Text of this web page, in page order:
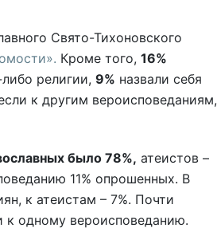
Свято-Тихоновского
Кроме того, 16%
религии, 9% назвали себя
к другим вероисповеданиям,
было 78%, атеистов –
11% опрошенных. В
к атеистам – 7%. Почти
к одному вероисповеданию.